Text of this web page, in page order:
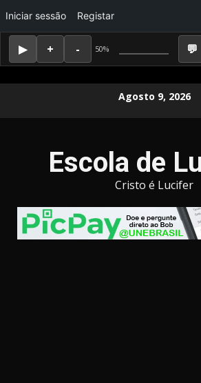
50%
Iniciar sessão Registar
Agosto 9, 2026
Escola de
Cristo é Lucifer